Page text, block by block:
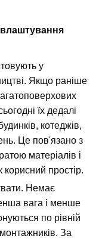
у
Якщо раніше
їх дедалі
котеджів,
Це пов'язано з
матеріалів і
простір.
Немає
вага і менше
по рівній
За